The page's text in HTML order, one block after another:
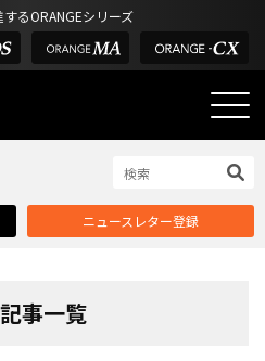
るORANGEシリーズ
ニュースレター登録
事一覧